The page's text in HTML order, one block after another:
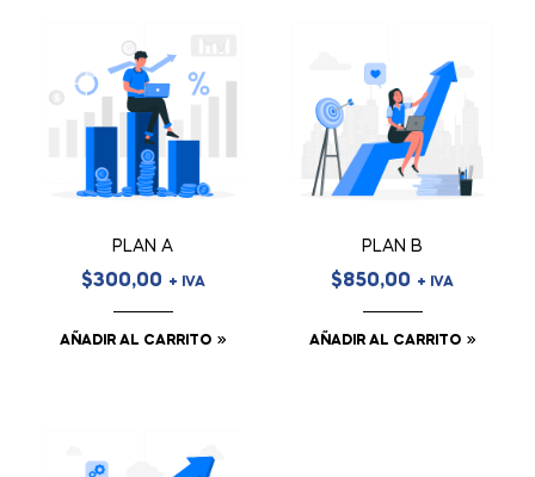
PLAN A
$300,00 + IVA
AÑADIR AL CARRITO
PLAN B
$850,00 + IVA
AÑADIR AL CARRITO